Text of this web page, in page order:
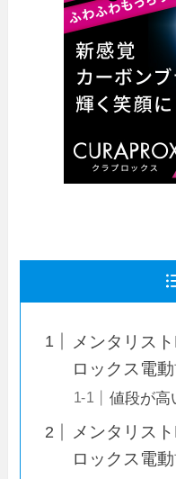
メンタリス
ロックス電
値段が高
メンタリス
ロックス電